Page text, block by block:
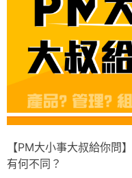
【PM大小事大叔給你問
有何不同？